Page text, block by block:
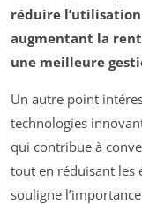
réduire
augmentant la
une meilleure
Un autre point
technologies
qui contribue à
tout en réduisant les
souligne